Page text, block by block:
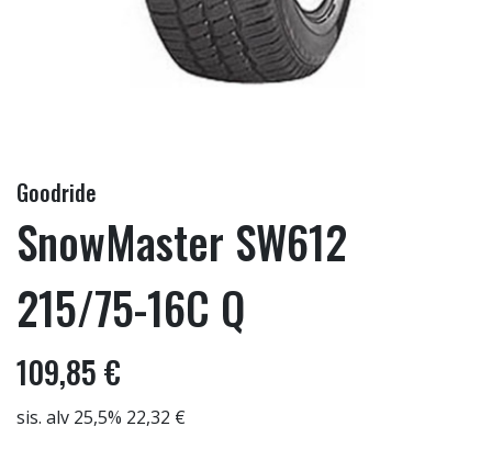
Goodride
SnowMaster SW612
215/75-16C Q
109,85 €
sis. alv 25,5% 22,32 €